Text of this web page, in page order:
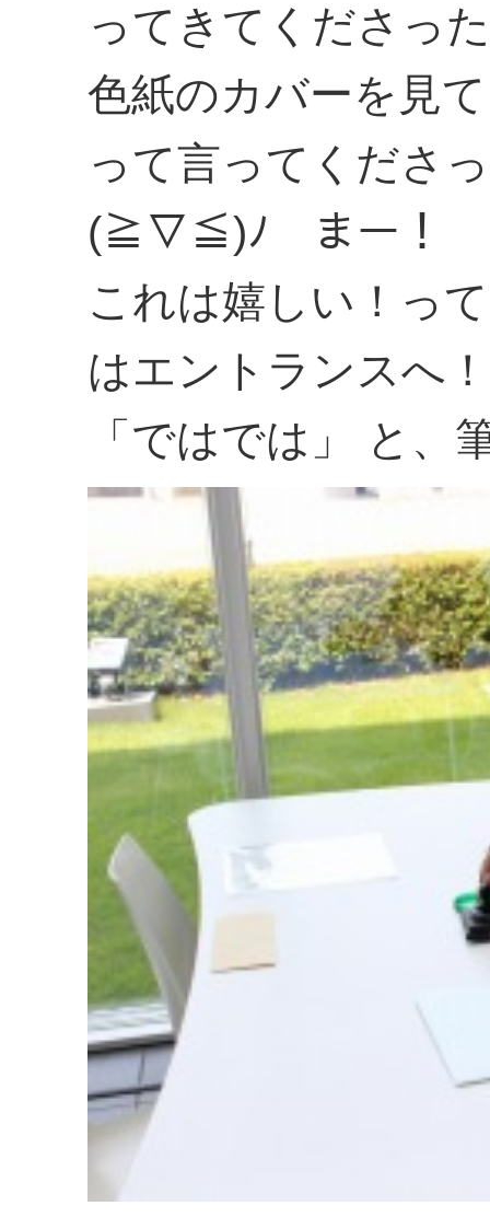
ってきてくださっ
色紙のカバーを見
って言ってくださ
(≧▽≦)ﾉ まー！
これは嬉しい！っ
はエントランス
「ではでは」 と、